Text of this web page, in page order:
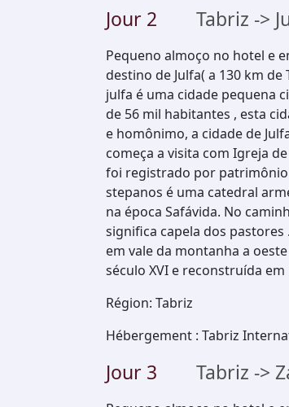
Jour 2 Tabriz ->
Pequeno almoço no hotel e
destino de Julfa( a 130 km
julfa é uma cidade pequena
de 56 mil habitantes , esta
e homônimo, a cidade de
começa a visita com Igreja
foi registrado por patrimônio
stepanos é uma catedral
na época Safávida. No
significa capela dos
em vale da montanha a
século XVI e reconstruída
Région: Tabriz
Hébergement : Tabriz
Jour 3 Tabriz ->